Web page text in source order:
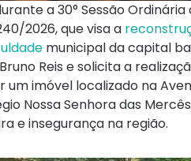
a 30° Sessão
2026, que visa a
municipal da capital
Reis e solicita a
imóvel localizado na
Nossa Senhora das
e insegurança na região.